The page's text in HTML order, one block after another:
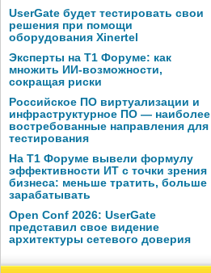
UserGate будет тестировать свои
решения при помощи
оборудования Xinertel
Эксперты на Т1 Форуме: как
множить ИИ-возможности,
сокращая риски
Российское ПО виртуализации и
инфраструктурное ПО — наиболее
востребованные направления для
тестирования
На Т1 Форуме вывели формулу
эффективности ИТ с точки зрения
бизнеса: меньше тратить, больше
зарабатывать
Open Conf 2026: UserGate
представил свое видение
архитектуры сетевого доверия